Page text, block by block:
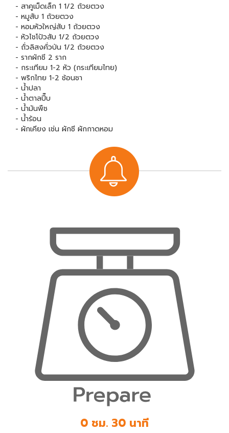
- สาคูเม็ดเล็ก 1 1/2 ถ้วยตวง
- หมูสับ 1 ถ้วยตวง
- หอมหัวใหญ่สับ 1 ถ้วยตวง
- หัวไชโป้วสับ 1/2 ถ้วยตวง
- ถั่วลิสงคั่วป่น 1/2 ถ้วยตวง
- รากผักชี 2 ราก
- กระเทียม 1-2 หัว (กระเทียมไทย)
- พริกไทย 1-2 ช้อนชา
- น้ำปลา
- น้ำตาลปี๊บ
- น้ำมันพืช
- น้ำร้อน
- ผักเคียง เช่น ผักชี ผักกาดหอม
0 ชม. 30 นาที